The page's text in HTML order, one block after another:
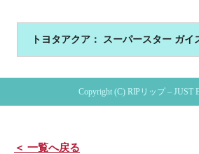
トヨタアクア： スーパースター ガイ
Copyright (C) RIPリップ – JUST
＜ 一覧へ戻る